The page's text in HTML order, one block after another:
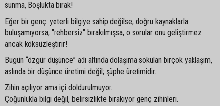
sunma, Boşlukta bırak!
Eğer bir genç: yeterli bilgiye sahip değilse, doğru kaynaklarla
buluşamıyorsa, "rehbersiz" bırakılmışsa, o sorular onu geliştirmez
ancak köksüzleştirir!
Bugün “özgür düşünce” adı altında dolaşıma sokulan birçok yaklaşım,
aslında bir düşünce üretimi değil; şüphe üretimidir.
Zihin açılıyor ama içi doldurulmuyor.
Çoğunlukla bilgi değil, belirsizlikte bırakıyor genç zihinleri.